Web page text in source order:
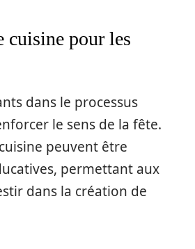
cuisine pour les
dans le processus
le sens de la fête.
peuvent être
permettant aux
dans la création de